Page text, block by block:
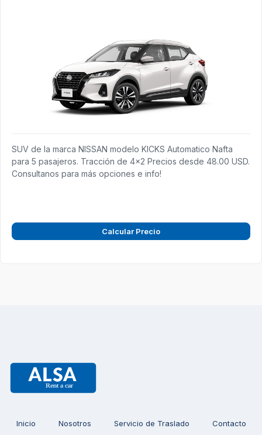
SUV de la marca NISSAN modelo KICKS Automatico Nafta
para 5 pasajeros. Tracción de 4x2 Precios desde 48.00 USD.
Consultanos para más opciones e info!
Calcular Precio
Inicio Nosotros Servicio de Traslado Contacto